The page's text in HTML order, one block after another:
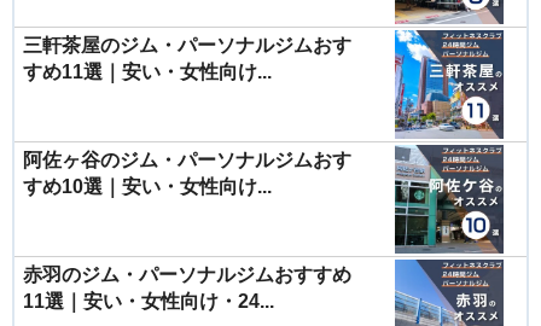
三軒茶屋のジム・パーソナルジムおす
すめ11選｜安い・女性向け...
阿佐ヶ谷のジム・パーソナルジムおす
すめ10選｜安い・女性向け...
赤羽のジム・パーソナルジムおすすめ
11選｜安い・女性向け・24...